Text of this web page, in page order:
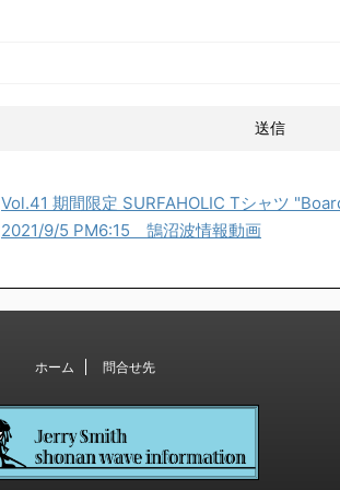
Vol.41 期間限定 SURFAHOLIC Tシャツ
2021/9/5 PM6:15 鵠沼波情報動画
ホーム 問合せ先